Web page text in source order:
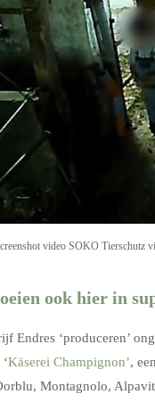
video SOKO Tierschutz
ook hier in
Endres ‘produceren’
Käserei Champignon’,
Montagnolo,